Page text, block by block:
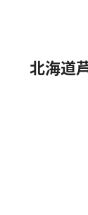
北海道